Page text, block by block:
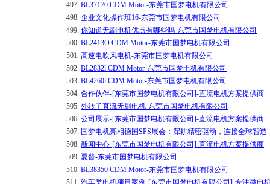
497. BL37170 CDM Motor-东莞市国梦电机有限公司
498. 企业文化操作班16-东莞市国梦电机有限公司
499. 你知道无刷电机优点有哪些吗-东莞市国梦电机有限公司
500. BL2413O CDM Motor-东莞市国梦电机有限公司
501. 高速电吹风电机-东莞市国梦电机有限公司
502. BL2832l CDM Motor-东莞市国梦电机有限公司
503. BL4260l CDM Motor-东莞市国梦电机有限公司
504. 合作伙伴-[东莞市国梦电机有限公司]-直流电机方案提供商
505. 外转子直流无刷电机-东莞市国梦电机有限公司
506. 公司展示-[东莞市国梦电机有限公司]-直流电机方案提供商
507. 国梦电机亮相德国SPS展会：深耕精密驱动，连接全球智
508. 新闻中心-[东莞市国梦电机有限公司]-直流电机方案提供商
509. 夏普-东莞市国梦电机有限公司
510. BL38350 CDM Motor-东莞市国梦电机有限公司
511. 汽车类电机项目案例-[东莞市国梦电机有限公司]-专注微电